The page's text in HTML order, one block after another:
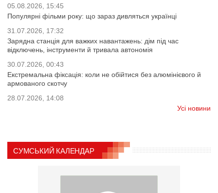
05.08.2026, 15:45
Популярні фільми року: що зараз дивляться українці
31.07.2026, 17:32
Зарядна станція для важких навантажень: дім під час
відключень, інструменти й тривала автономія
30.07.2026, 00:43
Екстремальна фіксація: коли не обійтися без алюмінієвого й
армованого скотчу
28.07.2026, 14:08
Усі новини
СУМСЬКИЙ КАЛЕНДАР